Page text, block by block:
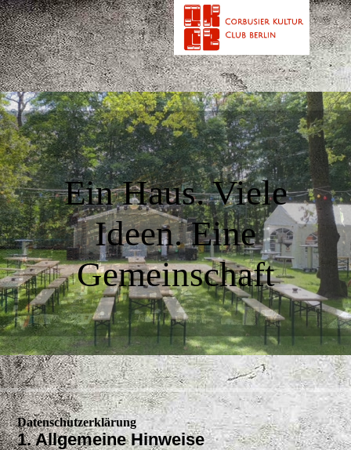
Ein Haus. Viele
Ideen. Eine
Gemeinschaft
Datenschutzerklärung
1. Allgemeine Hinweise